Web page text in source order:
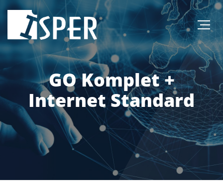
GO Komplet +
Internet Standard